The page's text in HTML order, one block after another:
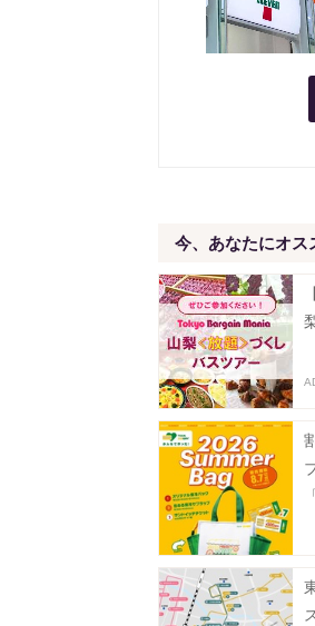
今、あなたにオス